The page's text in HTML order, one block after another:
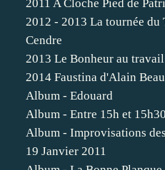
2011 A Cloche Pied de
2012 - 2013 La tournée du
Cendre
2013 Le Bonheur au travail
2014 Faustina d'Alain
Album - Edouard
Album - Entre 15h et 15h30
Album - Improvisations
19 Janvier 2011